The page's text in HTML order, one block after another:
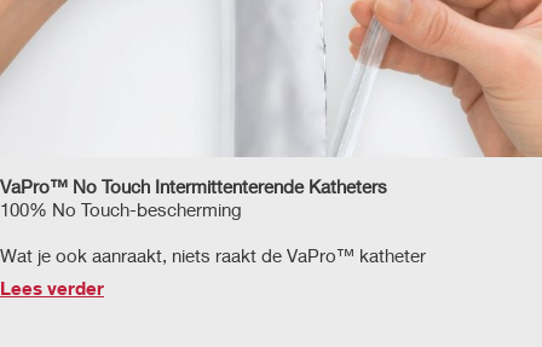
VaPro™ No Touch Intermittenterende Katheters
100% No Touch-bescherming
Wat je ook aanraakt, niets raakt de VaPro™ katheter
Lees verder